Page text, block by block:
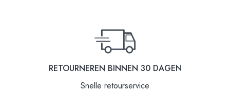
RETOURNEREN BINNEN 30 DAGEN
Snelle retourservice